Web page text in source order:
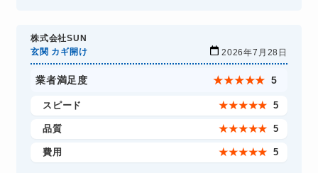
株式会社SUN
玄関 カギ開け
2026年7月28日
業者満足度 ★★★★★ 5
スピード ★★★★★ 5
品質 ★★★★★ 5
費用 ★★★★★ 5